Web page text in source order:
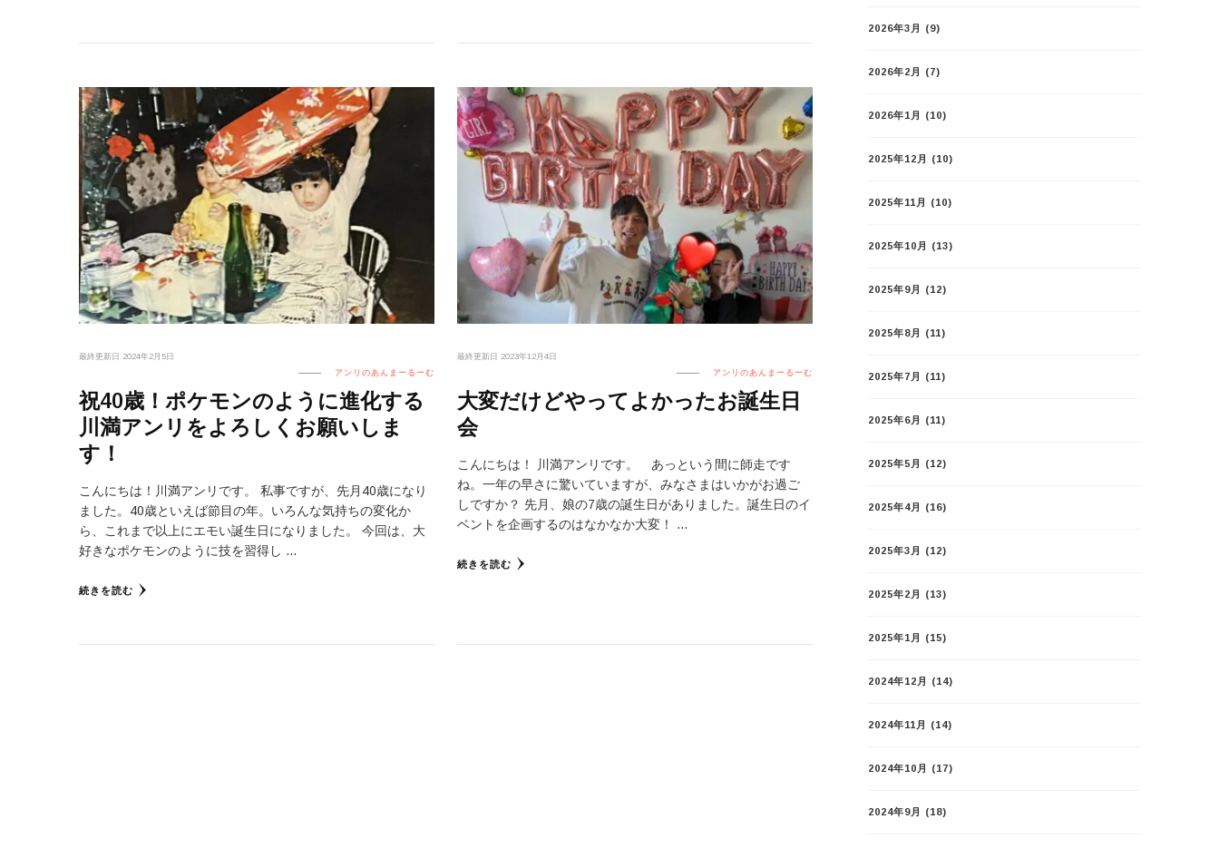
最終更新日 2024年2月5日
アンリのあんまーるーむ
祝40歳！ポケモンのように進化する
川満アンリをよろしくお願いしま
す！
こんにちは！川満アンリです。 私事ですが、先月40歳になり
ました。40歳といえば節目の年。いろんな気持ちの変化か
ら、これまで以上にエモい誕生日になりました。 今回は、大
好きなポケモンのように技を習得し …
続きを読む
最終更新日 2023年12月4日
アンリのあんまーるーむ
大変だけどやってよかったお誕生日
会
こんにちは！ 川満アンリです。 あっという間に師走です
ね。一年の早さに驚いていますが、みなさまはいかがお過ご
しですか？ 先月、娘の7歳の誕生日がありました。誕生日のイ
ベントを企画するのはなかなか大変！ …
続きを読む
2026年3月 (9)
2026年2月 (7)
2026年1月 (10)
2025年12月 (10)
2025年11月 (10)
2025年10月 (13)
2025年9月 (12)
2025年8月 (11)
2025年7月 (11)
2025年6月 (11)
2025年5月 (12)
2025年4月 (16)
2025年3月 (12)
2025年2月 (13)
2025年1月 (15)
2024年12月 (14)
2024年11月 (14)
2024年10月 (17)
2024年9月 (18)